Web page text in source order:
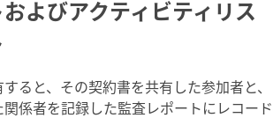
よびアクティビティリス
ると、その契約書を共有した参加者と、
係者を記録した監査レポートにレコード